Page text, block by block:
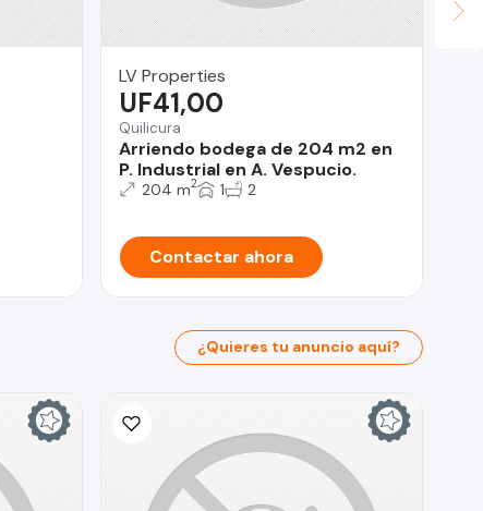
LV Properties
Quilicura
Arriendo bodega de 204 m2 en
P. Industrial en A. Vespucio.
UF41,00
204 m2 1 2
Contactar ahora
¿Quieres tu anuncio aquí?